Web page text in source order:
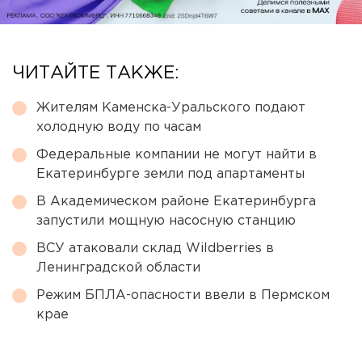
ЧИТАЙТЕ ТАКЖЕ:
Жителям Каменска-Уральского подают
холодную воду по часам
Федеральные компании не могут найти в
Екатеринбурге земли под апартаменты
В Академическом районе Екатеринбурга
запустили мощную насосную станцию
ВСУ атаковали склад Wildberries в
Ленинградской области
Режим БПЛА-опасности ввели в Пермском
крае